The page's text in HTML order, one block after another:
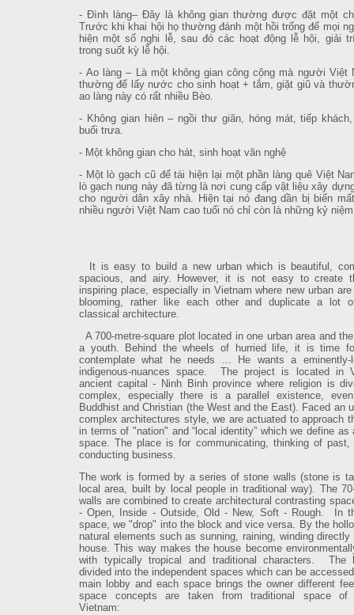
- Đình làng– Đây là không gian thường được đặt một
Trước khi khai hội họ thường đánh một hồi trống để mọi
hiện một số nghi lễ, sau đó các hoạt động lễ hội, giải
trong suốt kỳ lễ hội.
- Ao làng – Là một không gian công cộng mà người Việt
thường để lấy nước cho sinh hoạt + tắm, giặt giũ và
ao làng này có rất nhiều Bèo.
- Không gian hiên – ngồi thư giãn, hóng mát, tiếp
buổi trưa.
- Một không gian cho hát, sinh hoạt văn nghệ
- Một lò gạch cũ để tái hiện lại một phần làng quê Việt
lò gạch nung này đã từng là nơi cung cấp vật liệu xây
cho người dân xây nhà. Hiện tại nó đang dần bị biến
nhiều người Việt Nam cao tuổi nó chỉ còn là những kỷ
It is easy to build a new urban which is beautiful,
spacious, and airy. However, it is not easy to create
inspiring place, especially in Vietnam where new urban
blooming, rather like each other and duplicate a lot
classical architecture.
A 700-metre-square plot located in one urban area and
a youth. Behind the wheels of hurried life, it is time
contemplate what he needs ... He wants a eminently-
indigenous-nuances space. The project is located in
ancient capital - Ninh Binh province where religion is
complex, especially there is a parallel existence,
Buddhist and Christian (the West and the East). Faced an
complex architectures style, we are actuated to approach
in terms of "nation" and “local identity” which we define as
space. The place is for communicating, thinking of past,
conducting business.
The work is formed by a series of stone walls (stone is
local area, built by local people in traditional way). The
walls are combined to create architectural contrasting
- Open, Inside - Outside, Old - New, Soft - Rough. In
space, we "drop" into the block and vice versa. By the
natural elements such as sunning, raining, winding directly
house. This way makes the house become
with typically tropical and traditional characters. The
divided into the independent spaces which can be
main lobby and each space brings the owner different
space concepts are taken from traditional space of
Vietnam: